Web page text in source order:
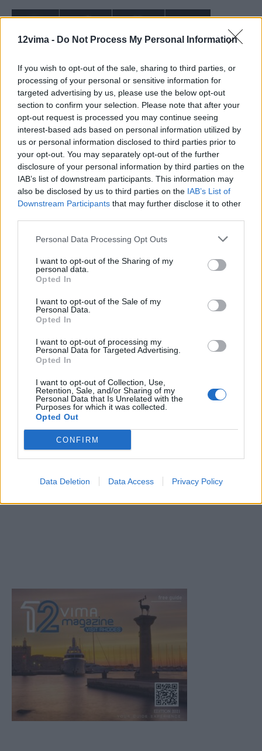
12vima - Do Not Process My Personal Information
If you wish to opt-out of the sale, sharing to third parties, or
processing of your personal or sensitive information for
targeted advertising by us, please use the below opt-out
section to confirm your selection. Please note that after your
opt-out request is processed you may continue seeing
interest-based ads based on personal information utilized by
us or personal information disclosed to third parties prior to
your opt-out. You may separately opt-out of the further
disclosure of your personal information by third parties on the
IAB’s list of downstream participants. This information may
also be disclosed by us to third parties on the IAB’s List of
Downstream Participants that may further disclose it to other
Personal Data Processing Opt Outs
I want to opt-out of the Sharing of my
personal data.
Opted In
I want to opt-out of the Sale of my
Personal Data.
Opted In
I want to opt-out of processing my
Personal Data for Targeted Advertising.
Opted In
I want to opt-out of Collection, Use,
Retention, Sale, and/or Sharing of my
Personal Data that Is Unrelated with the
Purposes for which it was collected.
Opted Out
CONFIRM
Data Deletion Data Access Privacy Policy